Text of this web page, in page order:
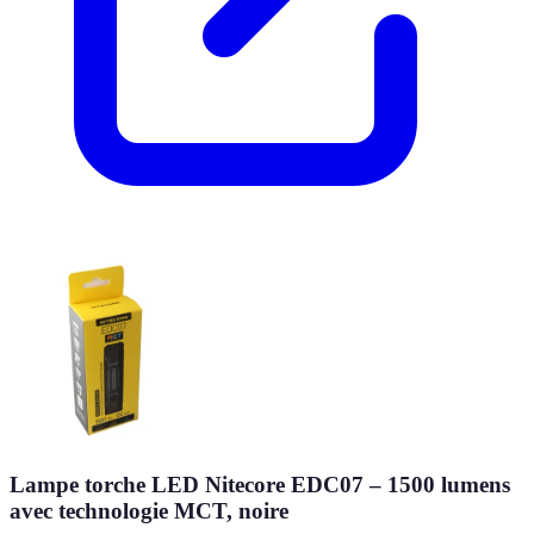
Lampe torche LED Nitecore EDC07 – 1500 lumens
avec technologie MCT, noire